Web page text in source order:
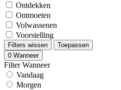
Ontdekken
Ontmoeten
Volwassenen
Voorstelling
Filters wissen
Toepassen
0 Wanneer
Filter Wanneer
Vandaag
Morgen